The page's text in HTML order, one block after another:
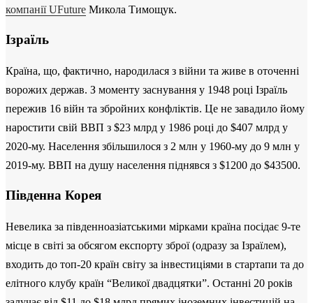
компанії UFuture Микола Тимощук.
Ізраїль
Країна, що, фактично, народилася з війни та живе в оточенні
ворожих держав. З моменту заснування у 1948 році Ізраїль
пережив 16 війн та збройних конфліктів. Це не завадило йому
наростити свій ВВП з $23 млрд у 1986 році до $407 млрд у
2020-му. Населення збільшилося з 2 млн у 1960-му до 9 млн у
2019-му. ВВП на душу населення піднявся з $1200 до $43500.
Південна Корея
Невелика за південноазіатськими мірками країна посідає 9-те
місце в світі за обсягом експорту зброї (одразу за Ізраїлем),
входить до топ-20 країн світу за інвестиціями в стартапи та до
елітного клубу країн “Великої двадцятки”. Останні 20 років